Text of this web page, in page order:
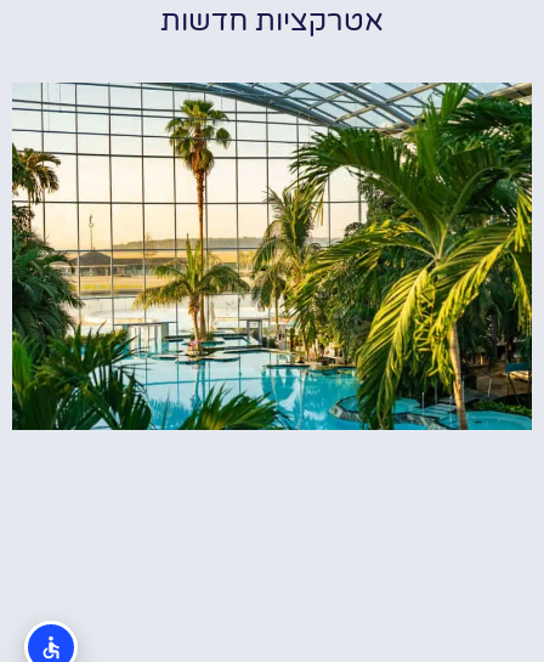
אטרקציות חדשות